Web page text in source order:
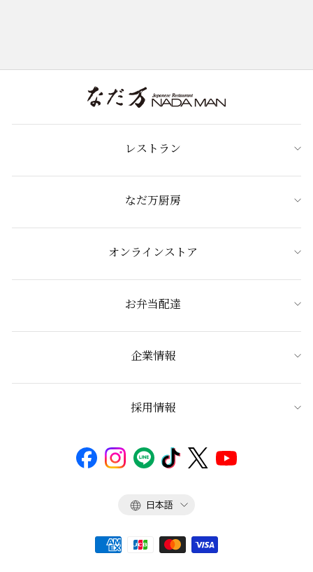
レストラン
なだ万厨房
オンラインストア
お弁当配達
企業情報
採用情報
言
日本語